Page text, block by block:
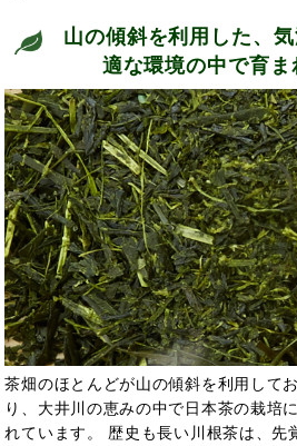
山の傾斜を利用した、
適な環境の中で育ま
茶畑のほとんどが山の傾斜を利用して
り、大井川の恵みの中で日本茶の栽培
れています。 歴史も長い川根茶は、先